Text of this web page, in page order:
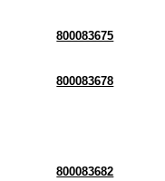
800083675
800083678
800083682